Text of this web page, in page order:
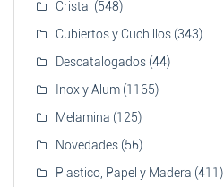
Cristal (548)
Cubiertos y Cuchillos (343)
Descatalogados (44)
Inox y Alum (1165)
Melamina (125)
Novedades (56)
Plastico, Papel y Madera (411)